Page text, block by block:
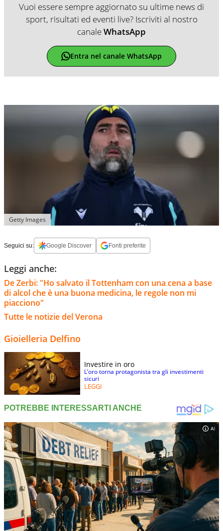
Vuoi essere sempre aggiornato su ultime news di
sport, risultati ed eventi live? Iscriviti al nostro
canaleWhatsApp
Entra nel canale WhatsApp
Getty Images
Seguici su: Google Discover Fonti preferite
Leggi anche:
De Zerbi: "Ho salvato il Tottenham con una cena a base
di alcol che è una buona medicina, le regole non mi
piacciono"
Tutte le notizie del Verona
Gioielleria Delfino
Investire in oro
L’oro torna protagonista tra gli investimenti
sicuri
LEGGI